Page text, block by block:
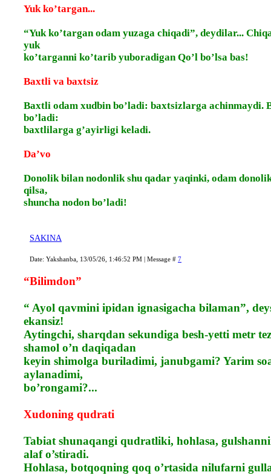
Yuk ko’targan...
“Yuk ko’targan odam yuzaga chiqadi”, deydilar...
yuk
ko’targanni ko’tarib yuboradigan Qo’l bo’lsa bas!
Baxtli va baxtsiz
Baxtli odam xudbin bo’ladi: baxtsizlarga achinmaydi.
bo’ladi:
baxtlilarga g’ayirligi keladi.
Da’vo
Donolik bilan nodonlik shu qadar yaqinki, odam
qilsa,
shuncha nodon bo’ladi!
SAKINA
Date: Yakshanba, 13/05/26, 1:46:52 PM | Message # 7
“Bilimdon”
“ Ayol qavmini ipidan ignasigacha bilaman”,
ekansiz!
Aytingchi, sharqdan sekundiga besh-yetti metr
shamol o’n daqiqadan
keyin shimolga buriladimi, janubgami? Yarim
aylanadimi,
bo’rongami?...
Xudoning qudrati
Tabiat shunaqangi qudratliki, hohlasa,
alaf o’stiradi.
Hohlasa, botqoqning qoq o’rtasida nilufarni